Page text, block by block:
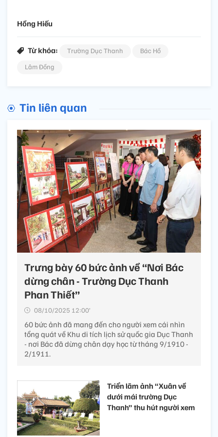
Hồng Hiếu
Từ khóa: Trường Dục Thanh
Bác Hồ
Lâm Đồng
Tin liên quan
Trưng bày 60 bức ảnh về “Nơi Bác
dừng chân - Trường Dục Thanh
Phan Thiết”
08/10/2025 12:00’
60 bức ảnh đã mang đến cho người xem cái nhìn
tổng quát về Khu di tích lịch sử quốc gia Dục Thanh
- nơi Bác đã dừng chân dạy học từ tháng 9/1910 -
2/1911.
Triển lãm ảnh “Xuân về
dưới mái trường Dục
Thanh” thu hút người xem